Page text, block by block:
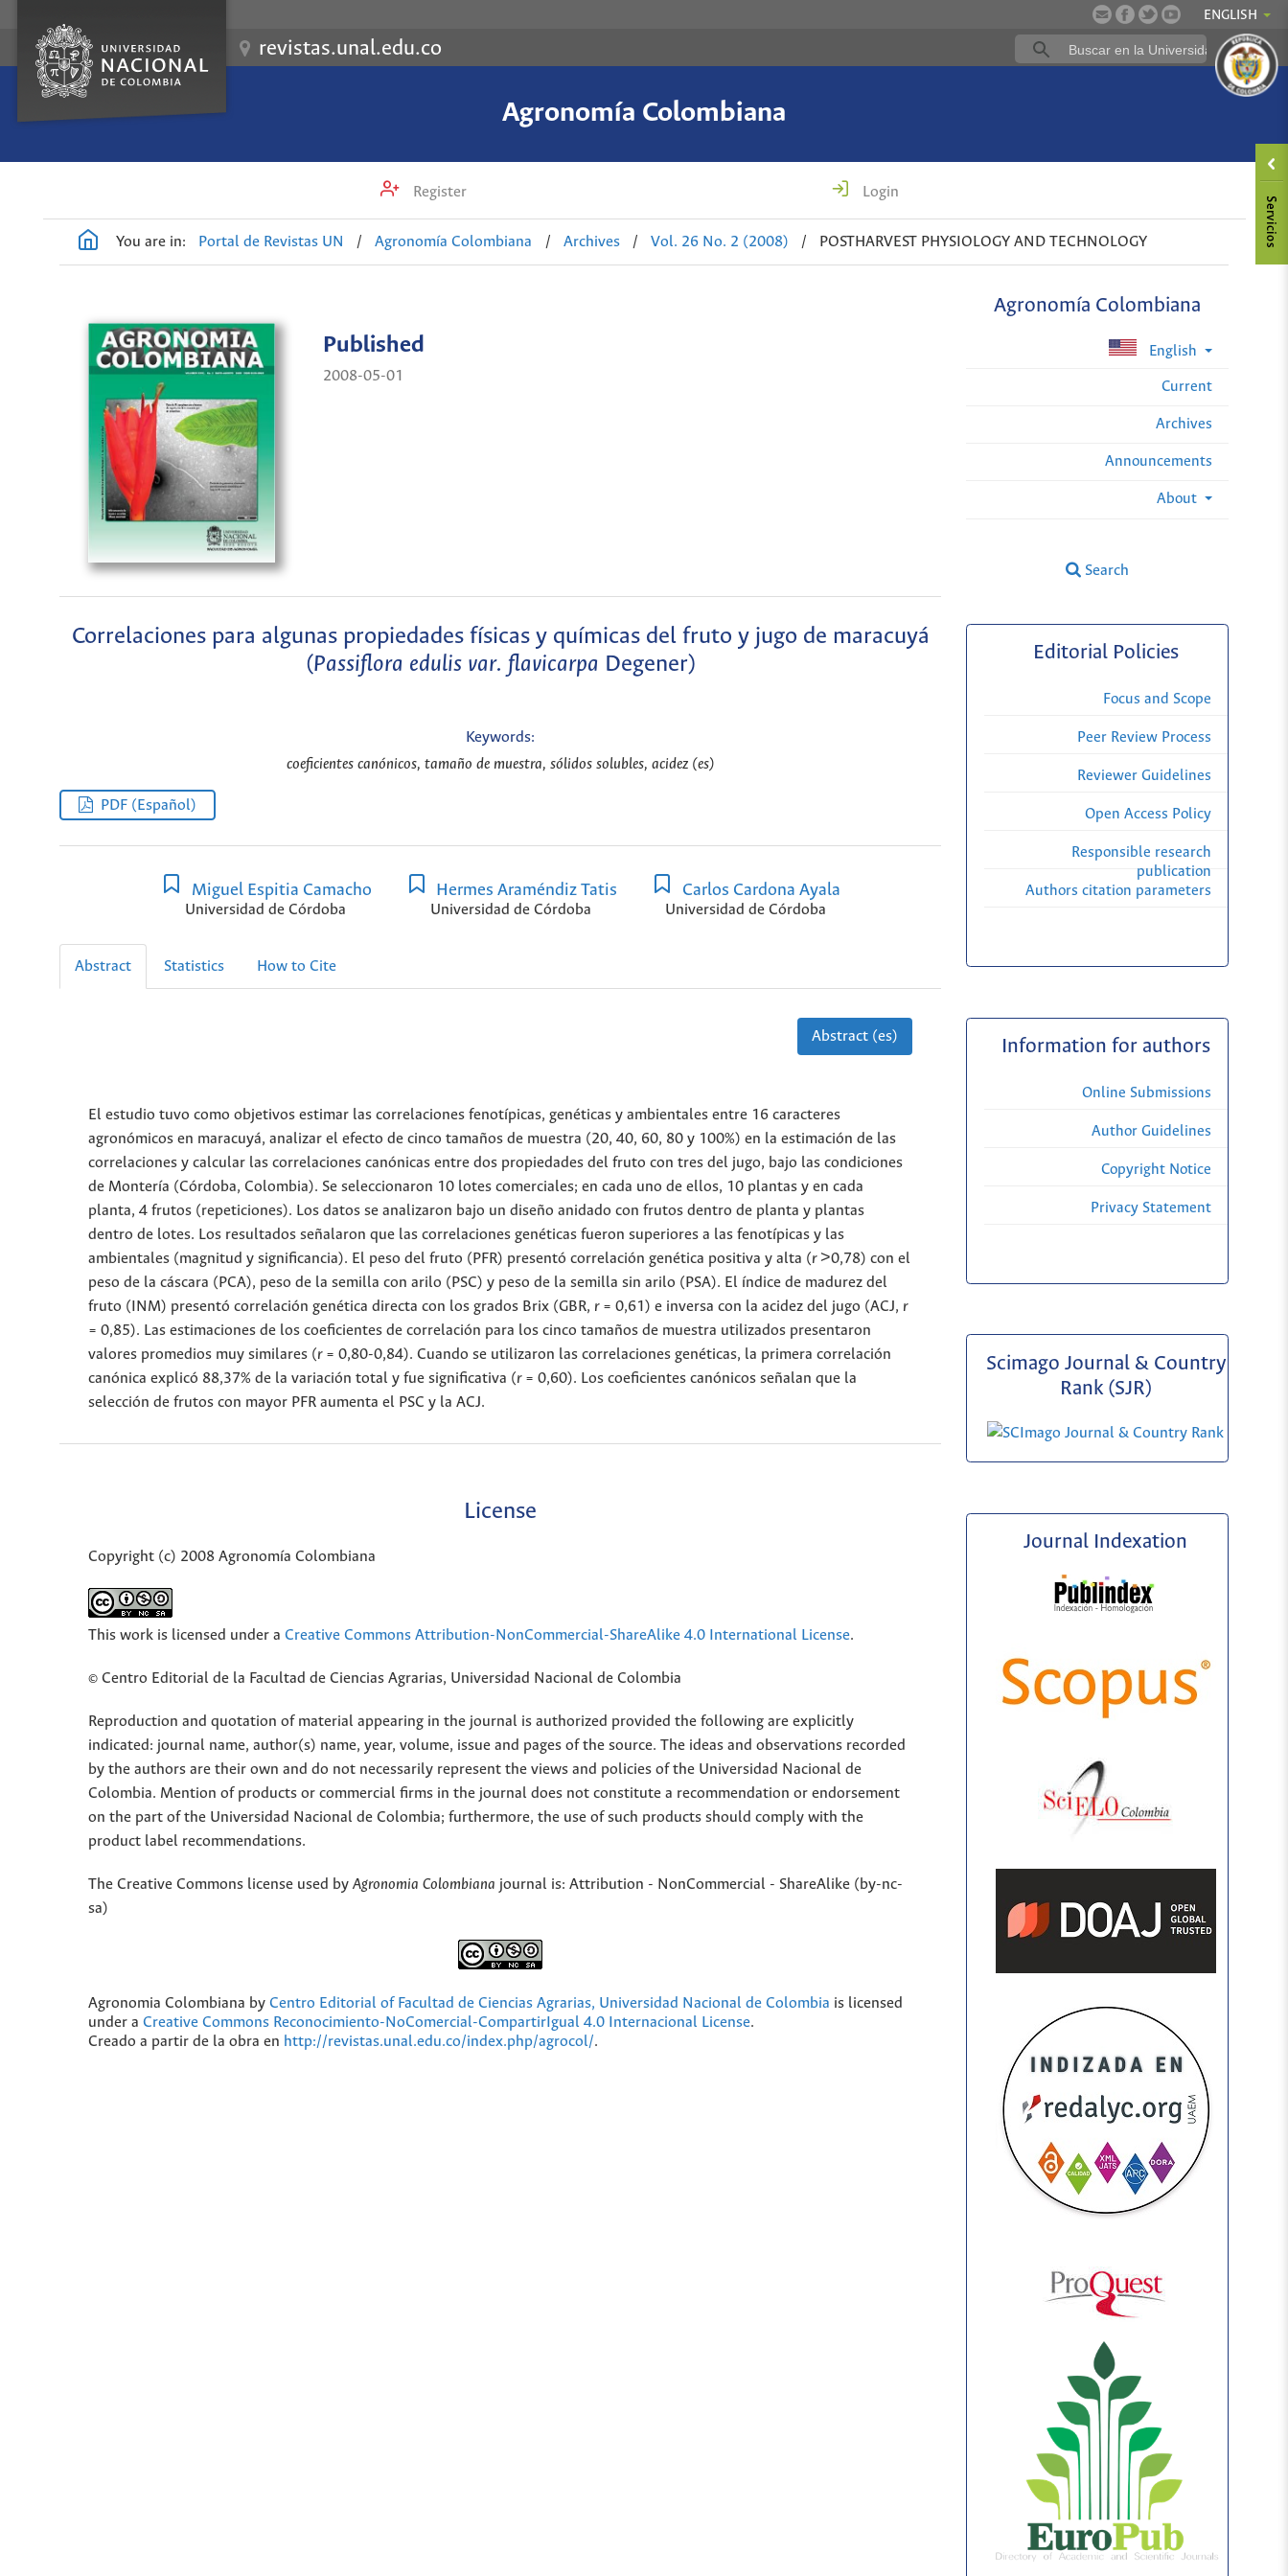
ENGLISH
revistas.unal.edu.co
Agronomía Colombiana
Register Login
You are in: Portal de Revistas UN / Agronomía Colombiana / Archives / Vol. 26 No. 2 (2008) / POSTHARVEST PHYSIOLOGY AND TECHNOLOGY
Agronomía Colombiana
English
Current
Archives
Announcements
About
Search
Published
2008-05-01
Correlaciones para algunas propiedades físicas y químicas del fruto y jugo de maracuyá
(Passiflora edulis var. flavicarpa Degener)
Keywords:
coeficientes canónicos, tamaño de muestra, sólidos solubles, acidez (es)
PDF (Español)
Miguel Espitia Camacho
Universidad de Córdoba
Hermes Araméndiz Tatis
Universidad de Córdoba
Carlos Cardona Ayala
Universidad de Córdoba
Abstract Statistics How to Cite
Abstract (es)
El estudio tuvo como objetivos estimar las correlaciones fenotípicas, genéticas y ambientales entre 16 caracteres
agronómicos en maracuyá, analizar el efecto de cinco tamaños de muestra (20, 40, 60, 80 y 100%) en la estimación de las
correlaciones y calcular las correlaciones canónicas entre dos propiedades del fruto con tres del jugo, bajo las condiciones
de Montería (Córdoba, Colombia). Se seleccionaron 10 lotes comerciales; en cada uno de ellos, 10 plantas y en cada
planta, 4 frutos (repeticiones). Los datos se analizaron bajo un diseño anidado con frutos dentro de planta y plantas
dentro de lotes. Los resultados señalaron que las correlaciones genéticas fueron superiores a las fenotípicas y las
ambientales (magnitud y significancia). El peso del fruto (PFR) presentó correlación genética positiva y alta (r>0,78) con el
peso de la cáscara (PCA), peso de la semilla con arilo (PSC) y peso de la semilla sin arilo (PSA). El índice de madurez del
fruto (INM) presentó correlación genética directa con los grados Brix (GBR, r= 0,61) e inversa con la acidez del jugo (ACJ, r
= 0,85). Las estimaciones de los coeficientes de correlación para los cinco tamaños de muestra utilizados presentaron
valores promedios muy similares (r= 0,80-0,84). Cuando se utilizaron las correlaciones genéticas, la primera correlación
canónica explicó 88,37% de la variación total y fue significativa (r= 0,60). Los coeficientes canónicos señalan que la
selección de frutos con mayor PFR aumenta el PSC y la ACJ.
License
Copyright (c) 2008 Agronomía Colombiana
This work is licensed under a Creative Commons Attribution-NonCommercial-ShareAlike 4.0 International License.
© Centro Editorial de la Facultad de Ciencias Agrarias, Universidad Nacional de Colombia
Reproduction and quotation of material appearing in the journal is authorized provided the following are explicitly
indicated: journal name, author(s) name, year, volume, issue and pages of the source. The ideas and observations recorded
by the authors are their own and do not necessarily represent the views and policies of the Universidad Nacional de
Colombia. Mention of products or commercial firms in the journal does not constitute a recommendation or endorsement
on the part of the Universidad Nacional de Colombia; furthermore, the use of such products should comply with the
product label recommendations.
The Creative Commons license used by Agronomia Colombiana journal is: Attribution - NonCommercial - ShareAlike (by-nc-
sa)
Agronomia Colombiana by Centro Editorial of Facultad de Ciencias Agrarias, Universidad Nacional de Colombia is licensed
under a Creative Commons Reconocimiento-NoComercial-CompartirIgual 4.0 Internacional License.
Creado a partir de la obra en http://revistas.unal.edu.co/index.php/agrocol/.
Editorial Policies
Focus and Scope
Peer Review Process
Reviewer Guidelines
Open Access Policy
Responsible research
publication
Authors citation parameters
Information for authors
Online Submissions
Author Guidelines
Copyright Notice
Privacy Statement
Scimago Journal & Country
Rank (SJR)
Journal Indexation